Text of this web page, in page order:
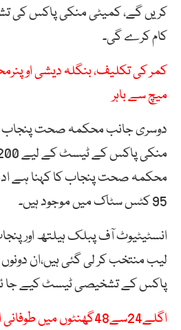
کریں گے، کمیٹی منکی پاکس کی
کام کرے گی۔
کمر کی تکلیف، بنگلہ دیشی
میچ سے باہر
دوسری جانب محکمہ صحت
محکمہ صحت پنجاب کا کہنا ہے
95 کٹس سٹاک میں موجود ہیں۔
انسٹیٹیوٹ آف پبلک ہیلتھ اور
لیب منتخب کر لی گئی ہیں،ان دونوں
پاکس کے تشخیصی ٹیسٹ کیے جا
اگلے24سے48گھنٹوں میں